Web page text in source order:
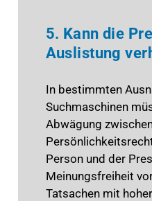
5. Kann die
Auslistung
In bestimmten
Suchmaschinen
Abwägung
Person und der
Meinungsfreiheit
Tatsachen mit